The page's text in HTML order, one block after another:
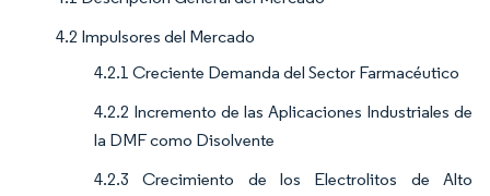
4.2 Impulsores del Mercado
4.2.1 Creciente Demanda del Sector Farmacéutico
4.2.2 Incremento de las Aplicaciones Industriales de
la DMF como Disolvente
4.2.3 Crecimiento de los Electrolitos de Alto